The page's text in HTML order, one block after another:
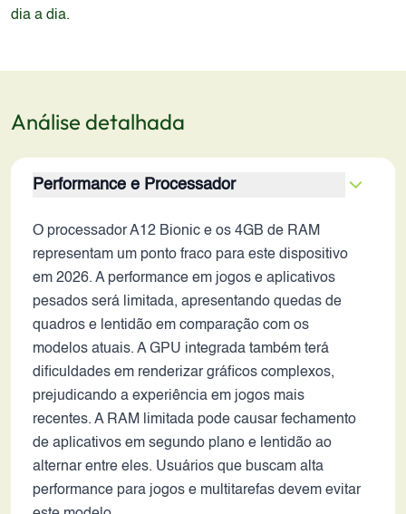
dia a dia.
Análise detalhada
Performance e Processador
O processador A12 Bionic e os 4GB de RAM
representam um ponto fraco para este dispositivo
em 2026. A performance em jogos e aplicativos
pesados será limitada, apresentando quedas de
quadros e lentidão em comparação com os
modelos atuais. A GPU integrada também terá
dificuldades em renderizar gráficos complexos,
prejudicando a experiência em jogos mais
recentes. A RAM limitada pode causar fechamento
de aplicativos em segundo plano e lentidão ao
alternar entre eles. Usuários que buscam alta
performance para jogos e multitarefas devem evitar